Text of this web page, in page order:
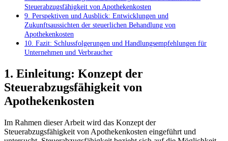
Steuerabzugsfähigkeit von Apothekenkosten
9. Perspektiven und Ausblick: Entwicklungen und
Zukunftsaussichten der ⁣steuerlichen Behandlung von
Apothekenkosten
10. Fazit: Schlussfolgerungen ⁤und Handlungsempfehlungen für
Unternehmen und Verbraucher
1. Einleitung: Konzept der
Steuerabzugsfähigkeit von
Apothekenkosten
Im Rahmen ⁣dieser Arbeit wird das Konzept der
Steuerabzugsfähigkeit von Apothekenkosten eingeführt und